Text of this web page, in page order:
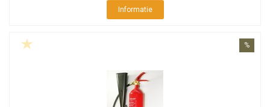
Informatie
%